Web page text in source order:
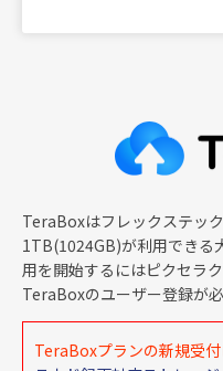
TeraBoxはフレックステッ
1TB(1024GB)が利用できる
用を開始するにはピクセラ
TeraBoxのユーザー登録が必
TeraBoxプランの新規受